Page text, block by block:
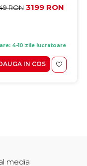
stofa roz
RON 3199 RON
4-10 zile lucratoare
IN COS
media